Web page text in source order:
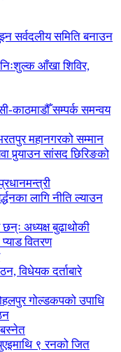
सर्वदलीय समिति बनाउन
आँखा शिविर,
काठमाडौँ सम्पर्क समन्वय
महानगरको सम्मान
पुर्‍याउन सांसद छिरिङको
लागि नीति ल्याउन
अध्यक्ष बुढाथोकी
वितरण
विधेयक दर्ताबारे
गोल्डकपको उपाधि
बस्नेत
९ रनको जित